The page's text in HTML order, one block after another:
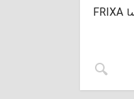
لنت ترمز عقب پراید فریکسا FRIXA